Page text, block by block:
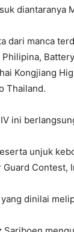
diantaranya
dari manca
Philipina,
Kongjiang
Thailand.
ini
unjuk
Guard Contest,
dinilai